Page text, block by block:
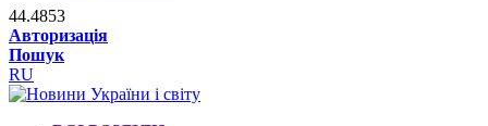
44.4853
Авторизація
Пошук
RU